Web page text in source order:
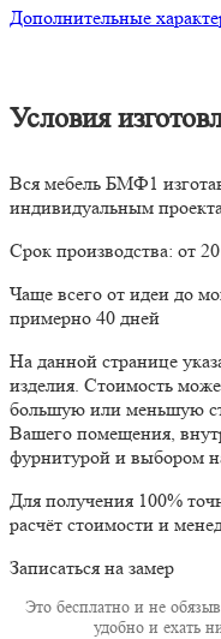
Дополнительные
Условия
Вся мебель БМФ1
индивидуальным
Срок производства: от
Чаще всего от идеи до
примерно 40 дней
На данной странице
изделия. Стоимость
большую или меньшую
Вашего помещения,
фурнитурой и выбором
Для получения 100%
расчёт стоимости и
Записаться на замер
Это бесплатно и не
удобно и ехать